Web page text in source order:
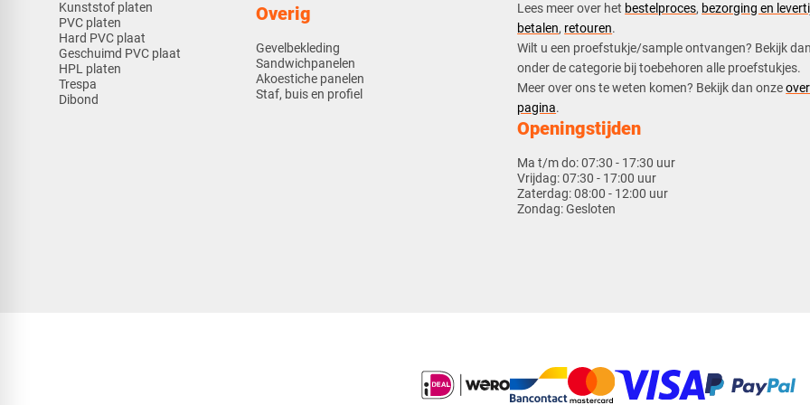
Kunststof platen
PVC platen
Hard PVC plaat
Geschuimd PVC plaat
HPL platen
Trespa
Dibond
Overig
Gevelbekleding
Sandwichpanelen
Akoestiche panelen
Staf, buis en profiel
​Lees meer over het bestelproces, bezorging en
betalen, retouren.​
​Wilt u een proefstukje/sample ontvangen? Bekijk dan
onder de categorie bij toebehoren alle proefstukjes.
​​Meer over ons te weten komen? Bekijk dan onze
pagina.
Openingstijden
Ma t/m do:07:30 - 17:30 uur
Vrijdag:07:30 - 17:00 uur
Zaterdag:08:00 - 12:00 uur
Zondag:Gesloten